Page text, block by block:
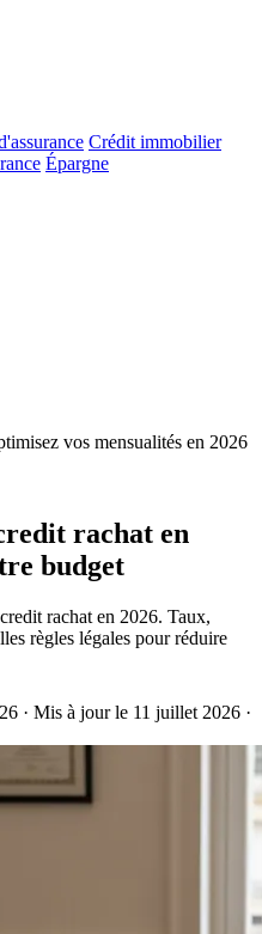
Crédit immobilier
Épargne
vos mensualités en 2026
rachat en
budget
rachat en 2026. Taux,
règles légales pour réduire
· Mis à jour le 11 juillet 2026 ·